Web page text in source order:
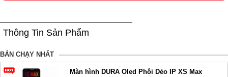
Thông Tin Sản Phẩm
BÁN CHẠY NHẤT
Màn hình DURA Oled Phôi Dẻo IP XS Max